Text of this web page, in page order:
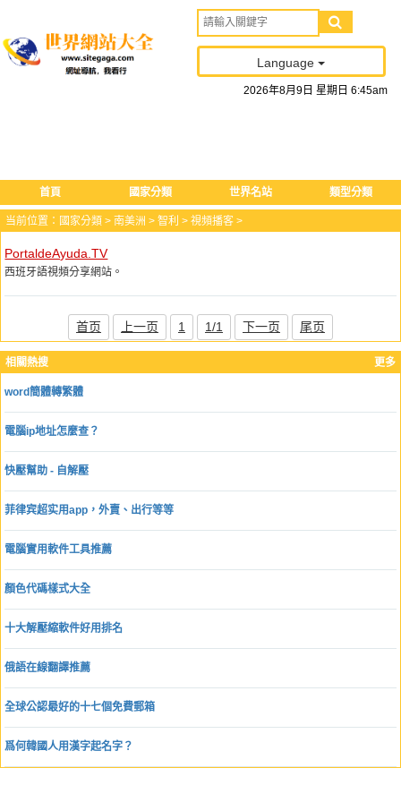
Language
2026年8月 9 日 星期日 6:45am
首頁 國家分類 世界名站 類型分類
更多
相關熱搜
word簡體轉繁體
電腦ip地址怎麼查？
快壓幫助 - 自解壓
菲律宾超实用app，外賣、出行等等
電腦實用軟件工具推薦
顏色代碼樣式大全
十大解壓縮軟件好用排名
俄語在線翻譯推薦
全球公認最好的十七個免費郵箱
爲何韓國人用漢字起名字？
当前位置： 國家分類 > 南美洲 > 智利 > 視頻播客 >
PortaldeAyuda.TV
西班牙語視頻分享網站。
首页 上一页 1 1/1 下一页 尾页